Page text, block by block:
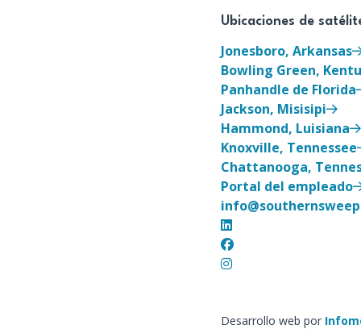
Ubicaciones de
Jonesboro, Arkansas
Bowling Green,
Panhandle de Florida
Jackson, Misisipi
Hammond, Luisiana
Knoxville, Tennessee
Chattanooga,
Portal del empleado
Desarrollo web por